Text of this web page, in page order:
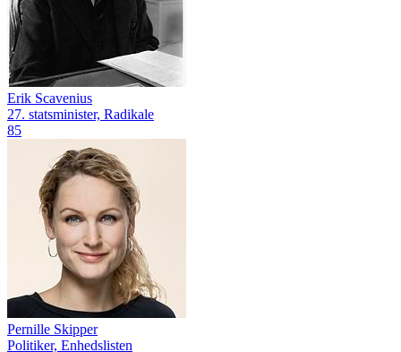
Erik Scavenius
27. statsminister, Radikale
85
Pernille Skipper
Politiker, Enhedslisten